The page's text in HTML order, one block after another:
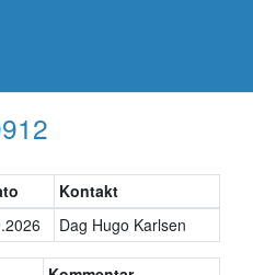
Kontakt
Dag Hugo Karlsen